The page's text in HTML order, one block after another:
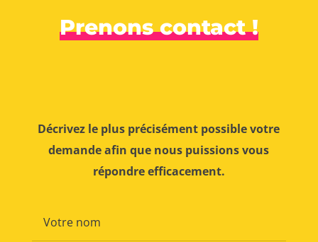
Prenons contact !
Décrivez le plus précisément possible votre
demande afin que nous puissions vous
répondre efficacement.